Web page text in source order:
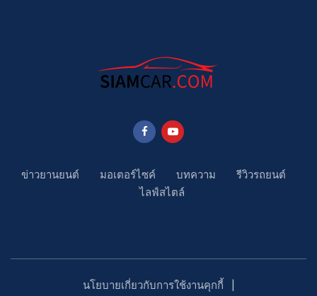
ข่าวยานยนต์ มอเตอร์ไซค์ บทความ
รีวิวรถยนต์
ไลฟ์สไตล์
นโยบายเกี่ยวกับการใช้งานคุกกี้